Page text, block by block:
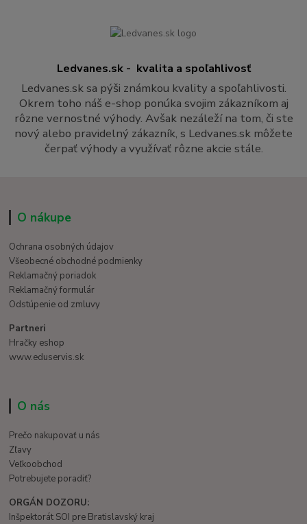
Ledvanes.sk - kvalita a spoľahlivosť
Ledvanes.sk sa pýši známkou kvality a spoľahlivosti.
Okrem toho náš e-shop ponúka svojim zákazníkom aj
rôzne vernostné výhody. Avšak nezáleží na tom, či ste
nový alebo pravidelný zákazník, s Ledvanes.sk môžete
čerpať výhody a využívať rôzne akcie stále.
O nákupe
Ochrana osobných údajov
Všeobecné obchodné podmienky
Reklamačný poriadok
Reklamačný formulár
Odstúpenie od zmluvy
Partneri
Hračky eshop
www.eduservis.sk
O nás
Prečo nakupovať u nás
Zľavy
Veľkoobchod
Potrebujete poradiť?
ORGÁN DOZORU:
Inšpektorát SOI pre Bratislavský kraj